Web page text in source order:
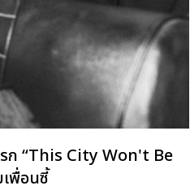
ก “This City Won't Be
พื่อนซี้